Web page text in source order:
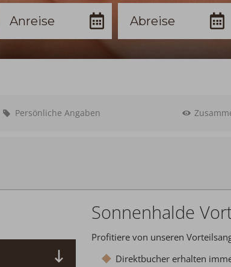
Anreise Abreise
Persönliche Angaben
Sonnenhalde
Profitiere von unseren
Direktbucher erhalten